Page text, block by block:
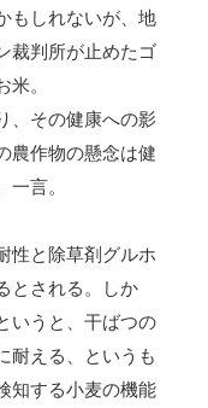
もしれないが、地
裁判所が止めたゴ
。
、その健康への影
農作物の懸念は健
言。
性と除草剤グルホ
とされる。しか
いうと、干ばつの
耐える、というも
知する小麦の機能